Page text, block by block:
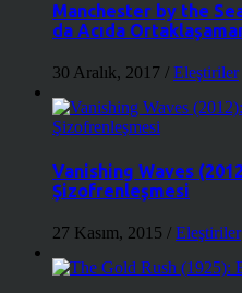
Manchester by the
da Acıda
30 Aralık, 2017 / Eleştiriler
Vanishing Waves
Şizofrenleşmesi
27 Kasım, 2015 / Eleştiriler